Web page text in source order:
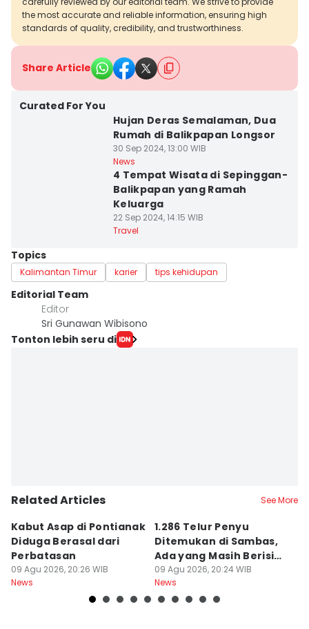
the most accurate and reliable information, ensuring high
standards of quality, credibility, and trustworthiness.
Share Article
Curated For You
Hujan Deras Semalaman, Dua
Rumah di Balikpapan Longsor
30 Sep 2024, 13:00 WIB
News
4 Tempat Wisata di Sepinggan-
Balikpapan yang Ramah
Keluarga
22 Sep 2024, 14:15 WIB
Travel
Topics
Kalimantan Timur karier tips kehidupan
Editorial Team
Editor
Sri Gunawan Wibisono
Tonton lebih seru di
Related Articles See More
Kabut Asap di Pontianak
Diduga Berasal dari
Perbatasan
09 Agu 2026, 20:26 WIB
News
1.286 Telur Penyu
Ditemukan di Sambas,
Ada yang Masih Berisi
Embrio
09 Agu 2026, 20:24 WIB
News